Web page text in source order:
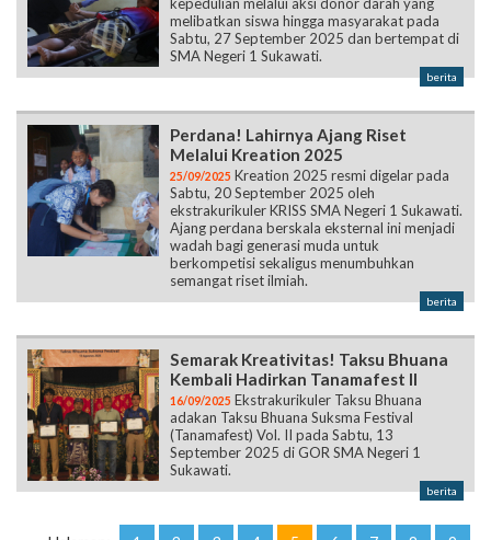
melibatkan siswa hingga masyarakat pada
Sabtu, 27 September 2025 dan bertempat di
SMA Negeri 1 Sukawati.
berita
Perdana! Lahirnya Ajang Riset
Melalui Kreation 2025
25/09/2025 Kreation 2025 resmi digelar pada
Sabtu, 20 September 2025 oleh
ekstrakurikuler KRISS SMA Negeri 1 Sukawati.
Ajang perdana berskala eksternal ini menjadi
wadah bagi generasi muda untuk
berkompetisi sekaligus menumbuhkan
semangat riset ilmiah.
berita
Semarak Kreativitas! Taksu Bhuana
Kembali Hadirkan Tanamafest II
16/09/2025 Ekstrakurikuler Taksu Bhuana
adakan Taksu Bhuana Suksma Festival
(Tanamafest) Vol. II pada Sabtu, 13
September 2025 di GOR SMA Negeri 1
Sukawati.
berita